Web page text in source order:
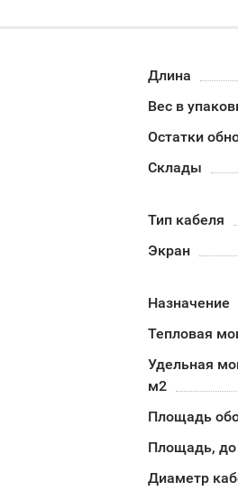
Длина
Вес в
Остатки
Склады
Тип кабеля
Экран
Назначение
Тепловая
Удельная
м2
Площадь
Площадь, до
Диаметр